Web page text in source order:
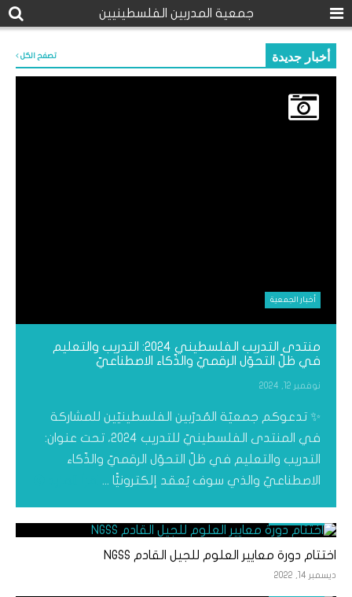
جمعية المدربين الفلسطينيين
أخبار جديدة تصفح الكل
أخبار الجمعية
منتدى التدريب الفلسطيني ٢٠٢٤: التدريب والتعليم
في ظلّ التحوّل الرقميّ والذّكاء الاصطناعيّ
نوفمبر 12, 2024
✨ تدعوكم جمعيّة المُدرّبين الفلسطينيّين للمشاركة
في المنتدى الفلسطينيّ للتدريب 2024، تحت عنوان:
التدريب والتعليم في ظلّ التحوّل الرقميّ والذّكاء
الاصطناعيّ والذي سوف يُعقد إلكترونيًّا ...
اختتام دورة معايير العلوم للجيل القادم NGSS
ديسمبر 14, 2022